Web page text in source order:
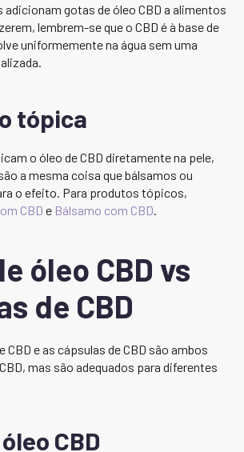
adicionam gotas de óleo CBD a alimentos
lembrem-se que o CBD é à base de
uniformemente na água sem uma
tópica
o óleo de CBD diretamente na pele,
a mesma coisa que bálsamos ou
o efeito. Para produtos tópicos,
CBD e Bálsamo com CBD
óleo CBD vs
de CBD
CBD e as cápsulas de CBD são ambos
mas são adequados para diferentes
CBD